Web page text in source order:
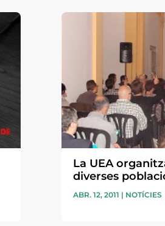
La UEA
diverses
ABR. 12, 2011 | NOTÍCIES